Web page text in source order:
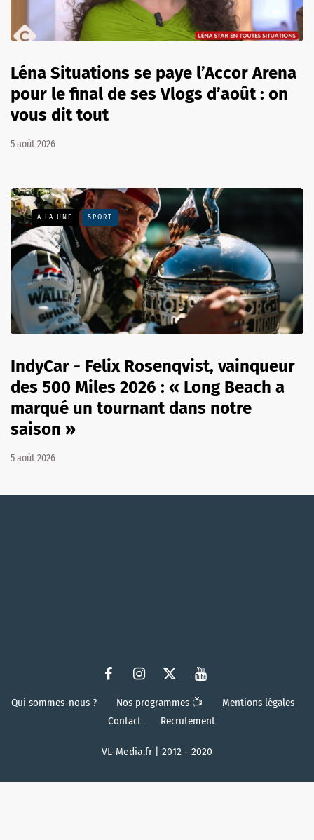
Léna Situations se paye l’Accor Arena
pour le final de ses Vlogs d’août : on
vous dit tout
5 août 2026
A LA UNE SPORT
IndyCar - Felix Rosenqvist, vainqueur
des 500 Miles 2026 : « Long Beach a
marqué un tournant dans notre
saison »
5 août 2026
Qui sommes-nous ? Nos programmes 📺
Mentions légales
Contact
Recrutement
VL-Media.fr | 2012 - 2020